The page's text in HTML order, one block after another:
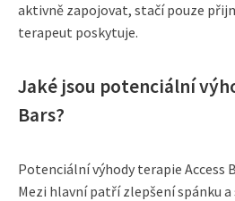
aktivně zapojovat, stačí pouze
terapeut poskytuje.
Jaké jsou potenciální
Bars?
Potenciální výhody terapie Access
Mezi hlavní patří zlepšení spánku